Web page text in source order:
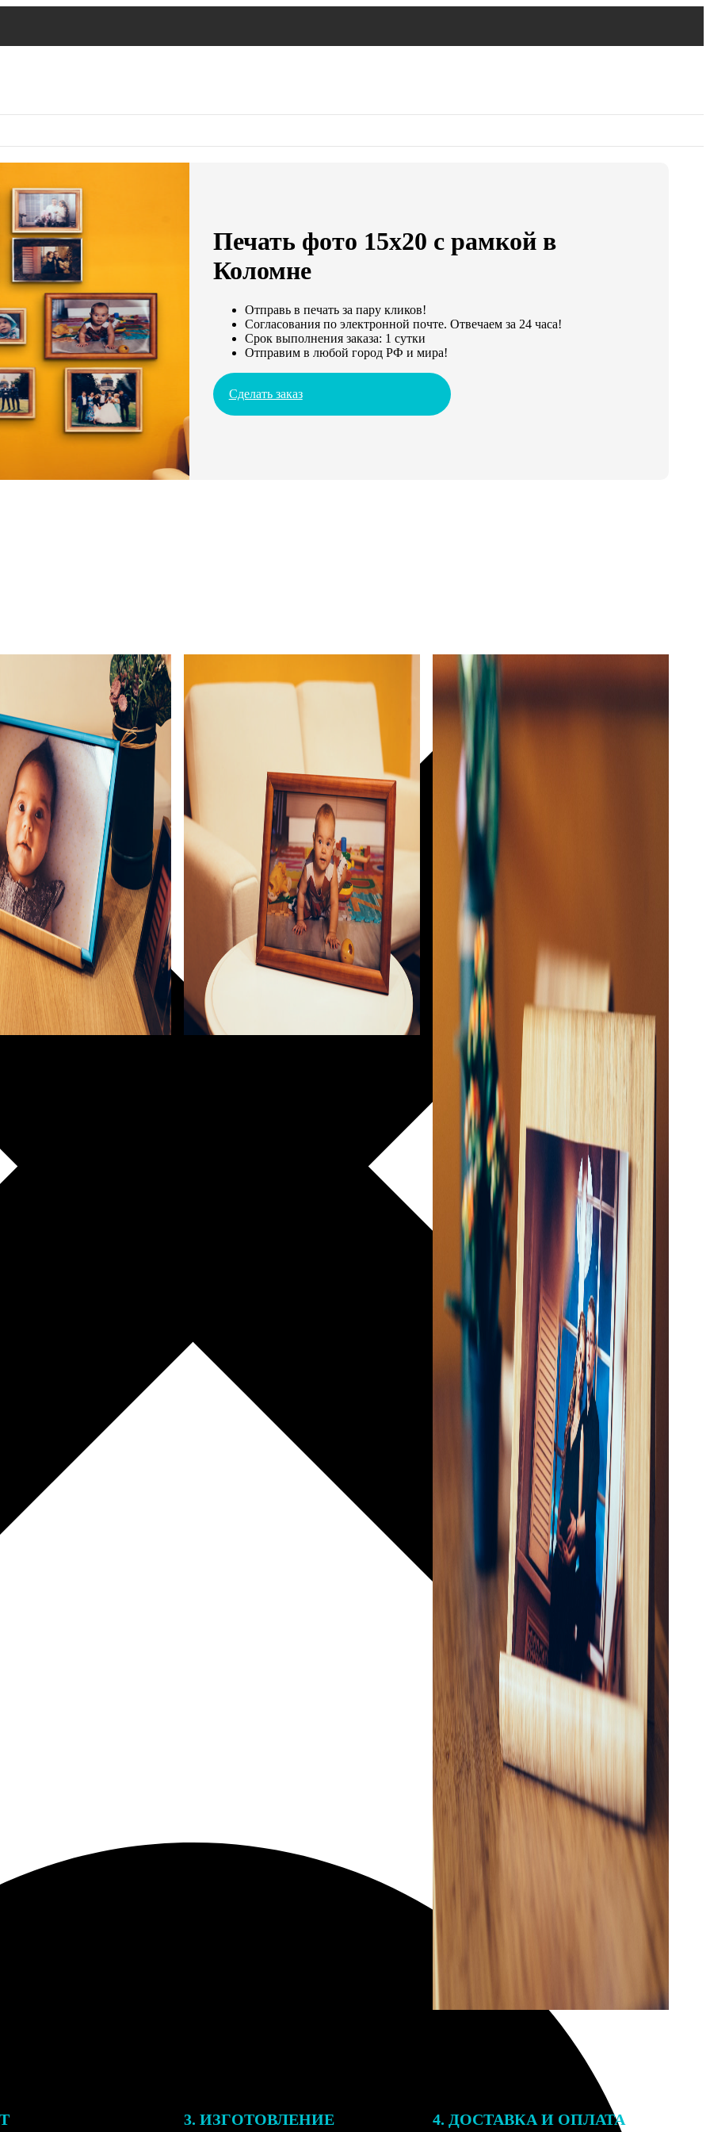
Печать фото 15х20 с рамкой в
Коломне
Отправь в печать за пару кликов!
Согласования по электронной почте. Отвечаем за 24 часа!
Срок выполнения заказа: 1 сутки
Отправим в любой город РФ и мира!
Сделать заказ
3. ИЗГОТОВЛЕНИЕ 4. ДОСТАВКА И ОПЛАТА